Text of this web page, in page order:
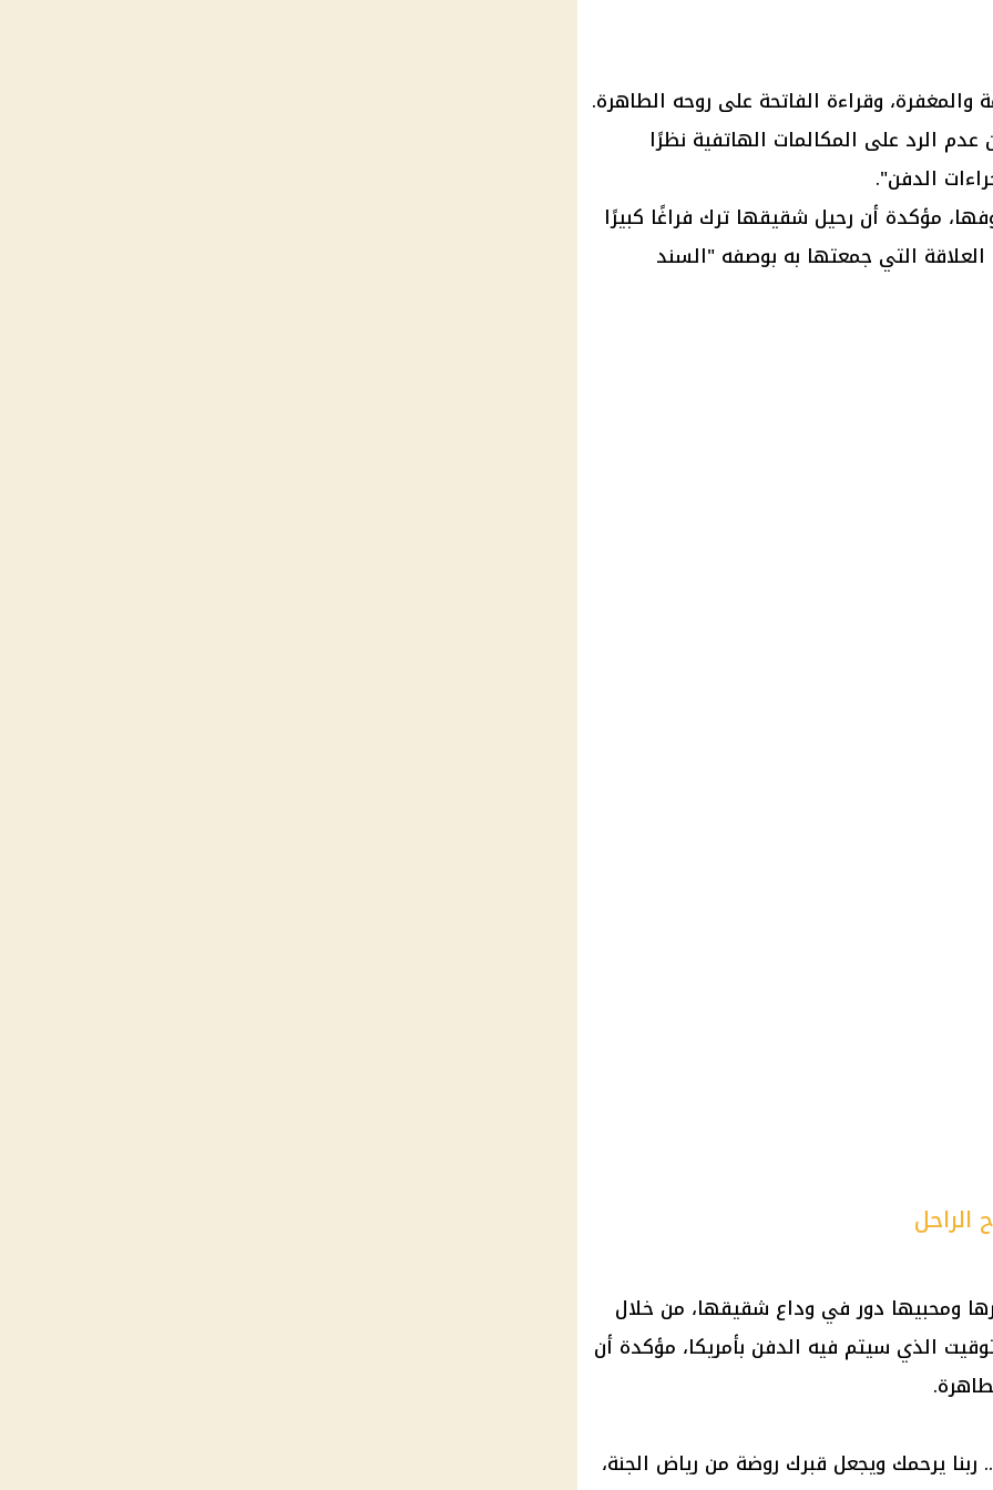
وقراءة الفاتحة على روحه الطاهرة.
عدم الرد على المكالمات الهاتفية نظرًا
الدفن".
مؤكدة أن رحيل شقيقها ترك فراغًا كبيرًا
التي جمعتها به بوصفه "السند
ومحبيها دور في وداع شقيقها، من خلال
الذي سيتم فيه الدفن بأمريكا، مؤكدة أن
يرحمك ويجعل قبرك روضة من رياض الجنة،